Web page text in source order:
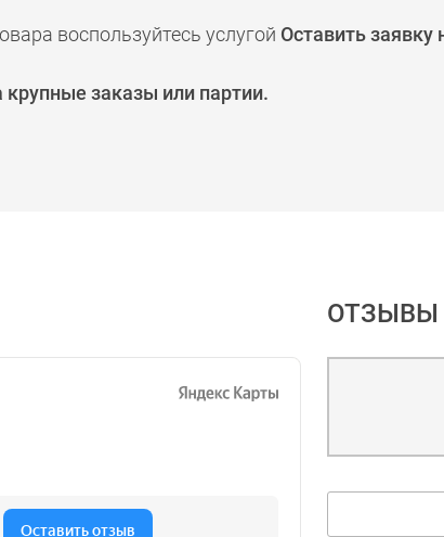
воспользуйтесь услугой Оставить заявку
крупные заказы или партии.
ОТЗЫВЫ